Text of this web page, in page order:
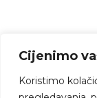
Cijenimo
Koristimo